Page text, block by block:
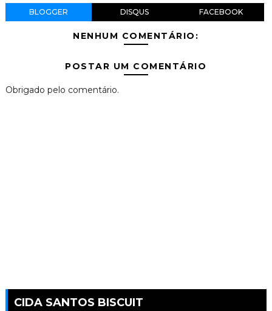
BLOGGER DISQUS FACEBOOK
NENHUM COMENTÁRIO:
POSTAR UM COMENTÁRIO
Obrigado pelo comentário.
CIDA SANTOS BISCUIT